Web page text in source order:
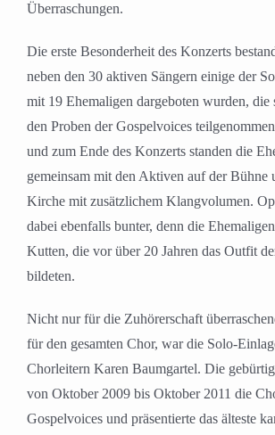
Überraschungen.
Die erste Besonderheit des Konzerts
neben den 30 aktiven Sängern einige der
mit 19 Ehemaligen dargeboten wurden, die
den Proben der Gospelvoices
und zum Ende des Konzerts standen die
gemeinsam mit den Aktiven auf der Bühne
Kirche mit zusätzlichem Klangvolumen.
dabei ebenfalls bunter, denn die
Kutten, die vor über 20 Jahren das Outfit
bildeten.
Nicht nur für die Zuhörerschaft
für den gesamten Chor, war die Solo-
Chorleitern Karen Baumgartel. Die
von Oktober 2009 bis Oktober 2011 die
Gospelvoices und präsentierte das älteste